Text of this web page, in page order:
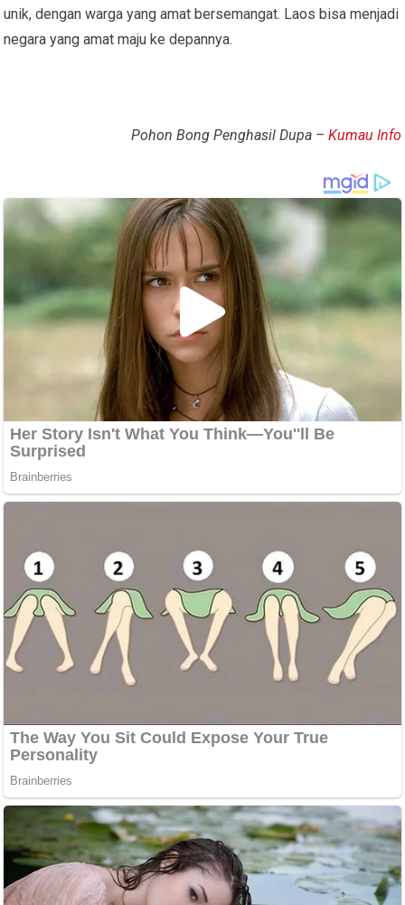
unik, dengan warga yang amat bersemangat. Laos bisa menjadi
negara yang amat maju ke depannya.
Pohon Bong Penghasil Dupa – Kumau Info